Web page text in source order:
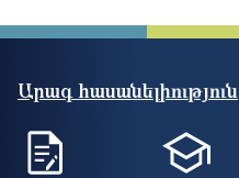
Արագ հասանելիություն